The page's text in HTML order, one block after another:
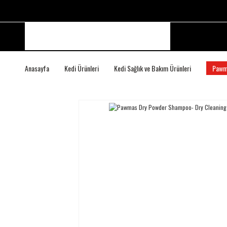
Anasayfa Kedi Ürünleri Kedi Sağlık ve Bakım Ürünleri